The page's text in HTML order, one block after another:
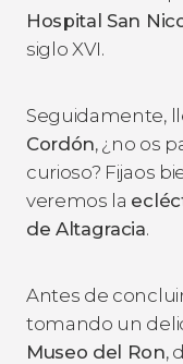
Hospital San
siglo XVI.
Seguidamente,
Cordón, ¿no os
curioso? Fijaos
veremos la
de Altagracia.
Antes de
tomando un
Museo del Ron,